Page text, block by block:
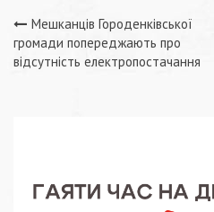
Навігація
записів
Мешканців Городенківської
громади попереджають про
відсутність електропостачання